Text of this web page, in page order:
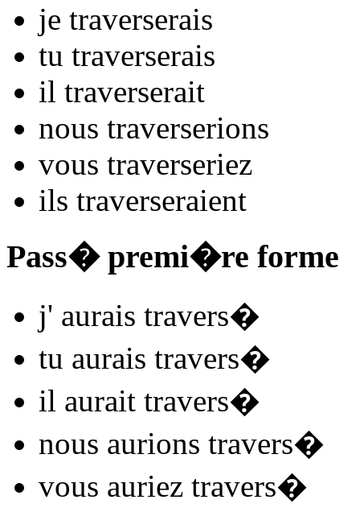
je traverserais
tu traverserais
il traverserait
nous traverserions
vous traverseriez
ils traverseraient
Pass� premi�re forme
j' aurais travers�
tu aurais travers�
il aurait travers�
nous aurions travers�
vous auriez travers�